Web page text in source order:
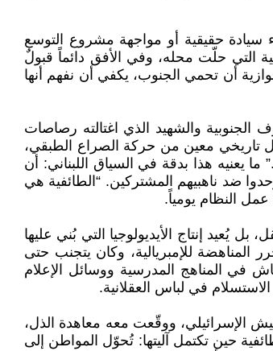
سيادة حقيقية أو مواجهة مشروع التوسع
التي حلّت محله، وفي الأفق دائماً قبولٌ
أن تحمي الجنوب، يكفي أن نفهم أنها
والشهيد الذي اغتالته رصاصات
يُحدّدها شكل تاريخي معين من حركة الصراع الطبقي،
يعنيه هذا بدقة في السياق اللبناني: أن
ضد ناهبيهم المشتركين. “الطائفية هي
النظام يومياً.
يُعيد إنتاج الأيديولوجيا التي بُني عليها
المناهضة للإمبريالية، وكان يتجنب حتى
في المناهج المدرسية ووسائل الإعلام
في لباس العقلانية.
الجيش الإسرائيلي، ووقّعت معه معاهدة الذل،
حين تكتمل آليتها: تُحوّل المواطن إلى